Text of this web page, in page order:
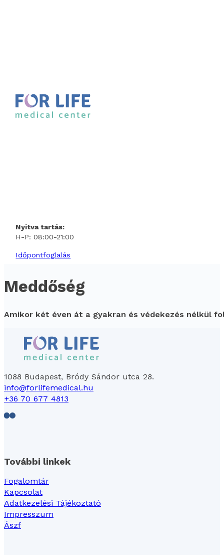
Nyitva tartás:
H-P: 08:00-21:00
Időpontfoglalás
Meddőség
Amikor két éven át a gyakran és védekezés nélkül
1088 Budapest, Bródy Sándor utca 28.
info@forlifemedical.hu
+36 70 677 4813
Follow us on Facebook
Follow us on LinkedIn
További linkek
Fogalomtár
Kapcsolat
Adatkezelési Tájékoztató
Impresszum
Ászf